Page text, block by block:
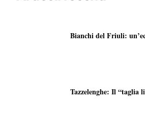
Bianchi del Friuli:
Tazzelenghe: Il “taglia